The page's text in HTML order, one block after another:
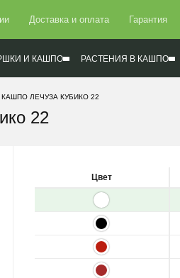
Доставка и оплата Гарантия
И КАШПО РАСТЕНИЯ В КАШПО
ЛЕЧУЗА КУБИКО 22
22
Цвет